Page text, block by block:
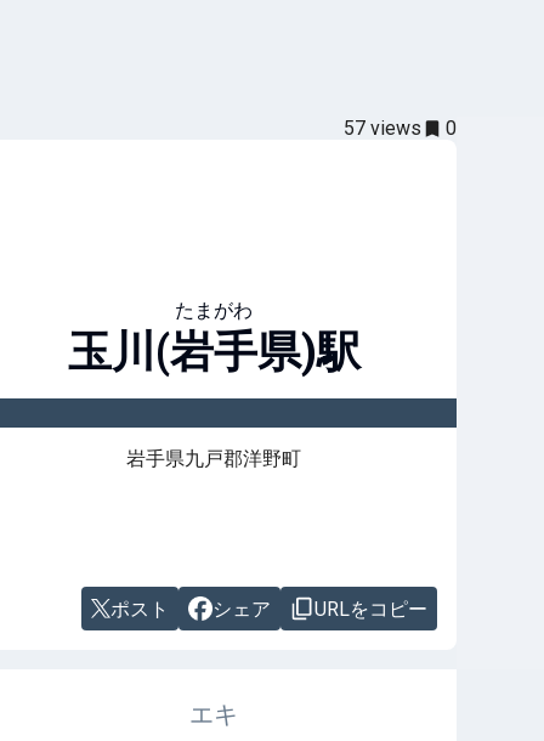
57 views 0
たまがわ
玉川(岩手県)駅
岩手県九戸郡洋野町
ポスト シェア URLをコピー
エキ